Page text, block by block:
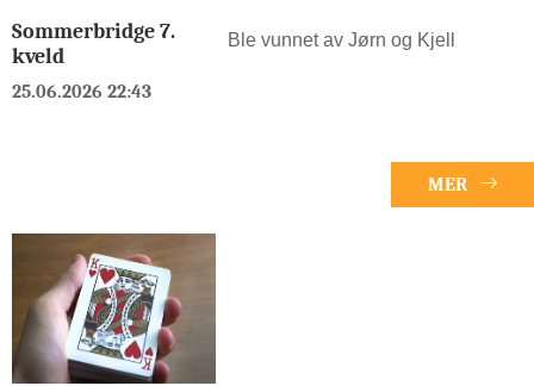
Sommerbridge 7.
kveld
25.06.2026 22:43
Ble vunnet av Jørn og Kjell
MER